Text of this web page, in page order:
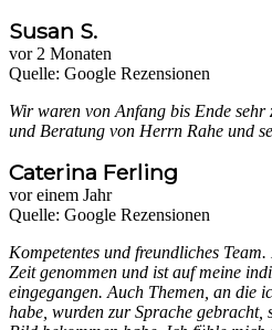
Susan S.
vor 2 Monaten
Quelle: Google Rezensionen
Wir waren von Anfang bis Ende
und Beratung von Herrn Rahe und
Caterina Ferling
vor einem Jahr
Quelle: Google Rezensionen
Kompetentes und freundliches
Zeit genommen und ist auf meine
eingegangen. Auch Themen, an die
habe, wurden zur Sprache gebracht,